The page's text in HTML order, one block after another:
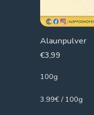
Alaunpulver
€3,99
100g
3.99€ / 100g